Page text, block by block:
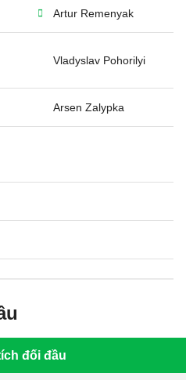
Artur Remenyak
Vladyslav Pohorilyi
Arsen Zalypka
đối đầu